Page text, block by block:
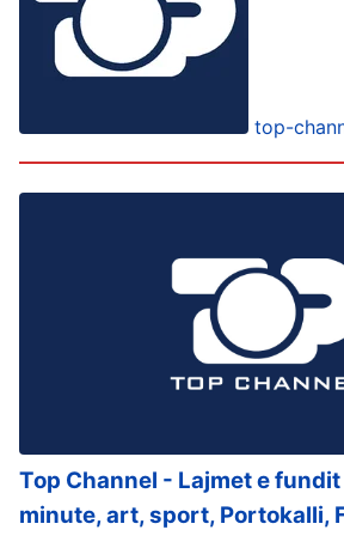
top-
Top Channel - Lajmet e
minute, art, sport, Portokalli,